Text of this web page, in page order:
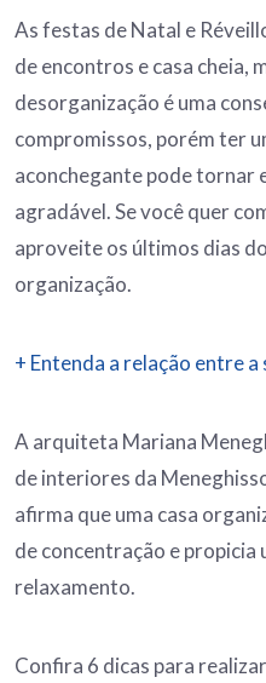
As festas de Natal e
de encontros e casa cheia,
desorganização é uma
compromissos, porém ter
aconchegante pode tornar
agradável. Se você quer
aproveite os últimos dias
organização.
+ Entenda a relação entre a
A arquiteta Mariana
de interiores da
afirma que uma casa
de concentração e propicia
relaxamento.
Confira 6 dicas para